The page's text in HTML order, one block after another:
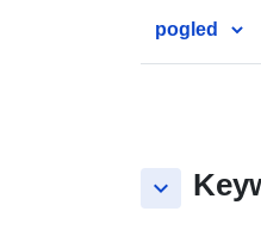
pogled
keyboard_arrow_down